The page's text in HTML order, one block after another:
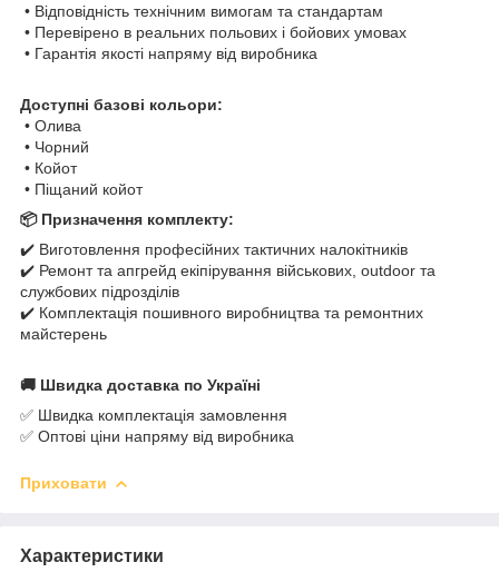
• Відповідність технічним вимогам та стандартам
• Перевірено в реальних польових і бойових умовах
• Гарантія якості напряму від виробника
Доступні базові кольори:
• Олива
• Чорний
• Койот
• Піщаний койот
📦 Призначення комплекту:
✔️ Виготовлення професійних тактичних налокітників
✔️ Ремонт та апгрейд екіпірування військових, outdoor та
службових підрозділів
✔️ Комплектація пошивного виробництва та ремонтних
майстерень
🚚 Швидка доставка по Україні
✅ Швидка комплектація замовлення
✅ Оптові ціни напряму від виробника
Приховати
Характеристики